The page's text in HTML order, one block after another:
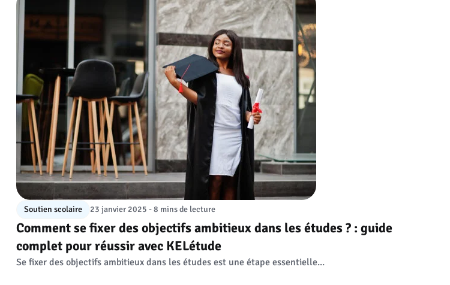
Soutien scolaire 23 janvier 2025 - 8 mins de lecture
Comment se fixer des objectifs ambitieux dans les études ? : guide
complet pour réussir avec KELétude
Se fixer des objectifs ambitieux dans les études est une étape essentielle...